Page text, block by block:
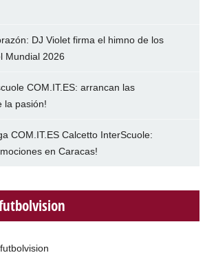
DJ Violet firma el himno de los
Mundial 2026
COM.IT.ES: arrancan las
la pasión!
COM.IT.ES Calcetto InterScuole:
en Caracas!